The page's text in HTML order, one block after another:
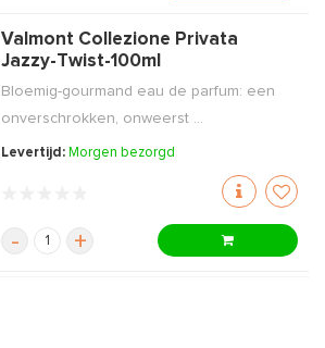
Valmont Collezione Privata
Jazzy-Twist-100ml
Bloemig-gourmand eau de parfum: een
onverschrokken, onweerst ...
Levertijd: Morgen bezorgd
- +